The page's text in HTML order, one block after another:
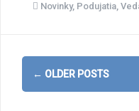
Novinky, Podujatia,
Posts
navigation
← OLDER POSTS